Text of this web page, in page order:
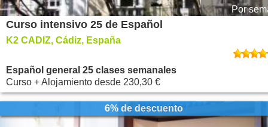
Por
Curso intensivo 25 de Español
K2 CADIZ, Cádiz, España
Español general 25 clases semanales
Curso + Alojamiento desde 230,30 €
6% de descuento